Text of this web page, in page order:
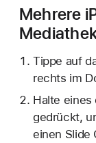
Mehrere
Tippe auf
rechts im
Halte
gedrückt,
einen Slide